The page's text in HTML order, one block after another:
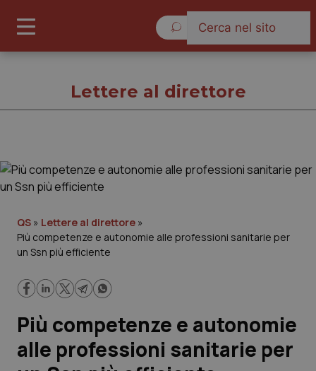
Governo e Parlamento
Regioni e Asl
Lavoro e Professioni
Scienza e Farmaci
Lettere al direttore
QS » Lettere al direttore »
Più competenze e autonomie alle professioni sanitarie per
un Ssn più efficiente
Più competenze e autonomie
alle professioni sanitarie per